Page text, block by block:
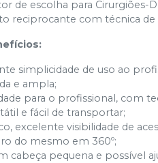
de escolha para
reciprocante com técnica
simplicidade de uso ao
e ampla;
para o profissional, com
e fácil de transportar;
excelente visibilidade de
do mesmo em 360º;
cabeça pequena e possível